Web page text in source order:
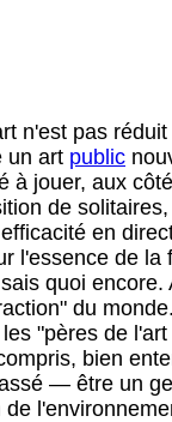
n'est pas
un art public
à jouer, aux
de
en
l'essence de
quoi encore.
du monde.
"pères de
bien
— être un